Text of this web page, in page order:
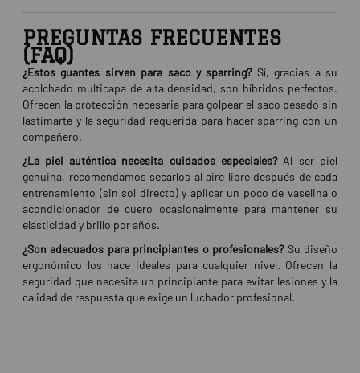
PREGUNTAS FRECUENTES
(FAQ)
¿Estos guantes sirven para saco y sparring?Sí, gracias a su
acolchado multicapa de alta densidad, son híbridos perfectos.
Ofrecen la protección necesaria para golpear el saco pesado sin
lastimarte y la seguridad requerida para hacer sparring con un
compañero.
¿La piel auténtica necesita cuidados especiales?Al ser piel
genuina, recomendamos secarlos al aire libre después de cada
entrenamiento (sin sol directo) y aplicar un poco de vaselina o
acondicionador de cuero ocasionalmente para mantener su
elasticidad y brillo por años.
¿Son adecuados para principiantes o profesionales?Su diseño
ergonómico los hace ideales para cualquier nivel. Ofrecen la
seguridad que necesita un principiante para evitar lesiones y la
calidad de respuesta que exige un luchador profesional.